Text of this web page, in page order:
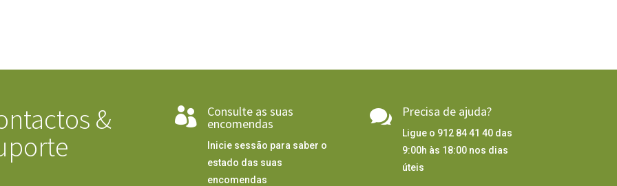
&
 Consulte as suas
encomendas
Inicie sessão para saber o
estado das suas
encomendas
 Precisa de ajuda?
Ligue o 912 84 41 40 das
9:00h às 18:00 nos dias
úteis